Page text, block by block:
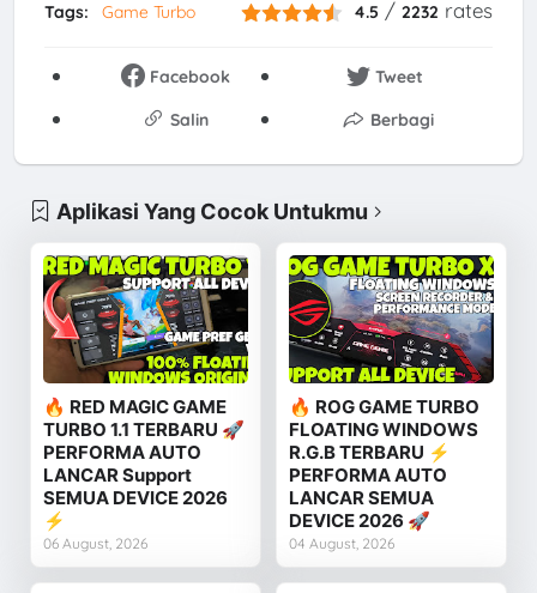
Tags: Game Turbo 4.5 /2232 rates
Facebook
Tweet
Salin
Berbagi
Aplikasi Yang Cocok Untukmu
🔥 RED MAGIC GAME
TURBO 1.1 TERBARU 🚀
PERFORMA AUTO
LANCAR Support
SEMUA DEVICE 2026
⚡
06 August, 2026
🔥 ROG GAME TURBO
FLOATING WINDOWS
R.G.B TERBARU ⚡
PERFORMA AUTO
LANCAR SEMUA
DEVICE 2026 🚀
04 August, 2026